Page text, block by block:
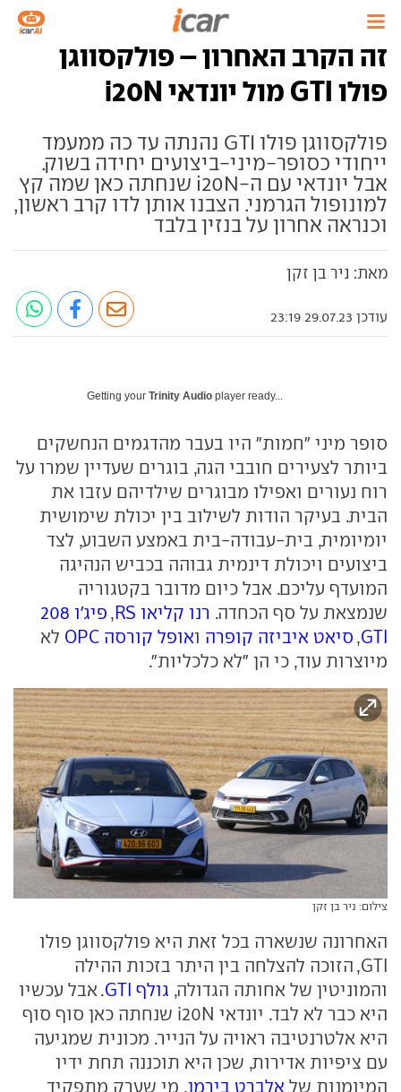
זה הקרב האחרון – פולקסווגן
פולו GTI מול יונדאי i20N
פולקסווגן פולו GTI נהנתה עד כה ממעמד
ייחודי כסופר-מיני-ביצועים יחידה בשוק.
אבל יונדאי עם ה-i20N שנחתה כאן שמה קץ
למונופול הגרמני. הצבנו אותן לדו קרב ראשון,
וכנראה אחרון על בנזין בלבד
מאת: ניר בן זקן
עודכן 29.07.23 23:19
Getting your Trinity Audio player ready...
סופר מיני "חמות" היו בעבר מהדגמים הנחשקים
ביותר לצעירים חובבי הגה, בוגרים שעדיין שמרו על
רוח נעורים ואפילו מבוגרים שילדיהם עזבו את
הבית. בעיקר הודות לשילוב בין יכולת שימושית
יומיומית, בית-עבודה-בית באמצע השבוע, לצד
ביצועים ויכולת דינמית גבוהה בכביש הנהיגה
המועדף עליכם. אבל כיום מדובר בקטגוריה
שנמצאת על סף הכחדה. רנו קליאו RS ,
פיג'ו 208
GTI
, סיאט איביזה קופרה ואופל קורסה OPC
לא
מיוצרות עוד, כי הן ״לא כלכליות״.
צילום: ניר בן זקן
האחרונה שנשארה בכל זאת היא פולקסווגן פולו
GTI, הזוכה להצלחה בין היתר בזכות ההילה
והמוניטין של אחותה הגדולה, גולף GTI
. אבל עכשיו
היא כבר לא לבד. יונדאי i20N שנחתה כאן סוף סוף
היא אלטרנטיבה ראויה על הנייר. מכונית שמגיעה
עם ציפיות אדירות, שכן היא תוכננה תחת ידיו
המיומנות של אלברט בירמן, מי שערק מתפקיד